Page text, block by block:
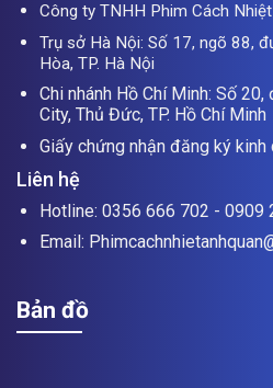
Công ty TNHH Phim Cách
Trụ sở Hà Nội: Số 17, ngõ 88,
Hòa, TP. Hà Nội
Chi nhánh Hồ Chí Minh: Số
City, Thủ Đức, TP. Hồ Chí Minh
Giấy chứng nhận đăng ký
Liên hệ
Hotline: 0356 666 702 - 0909
Email:
Bản đồ